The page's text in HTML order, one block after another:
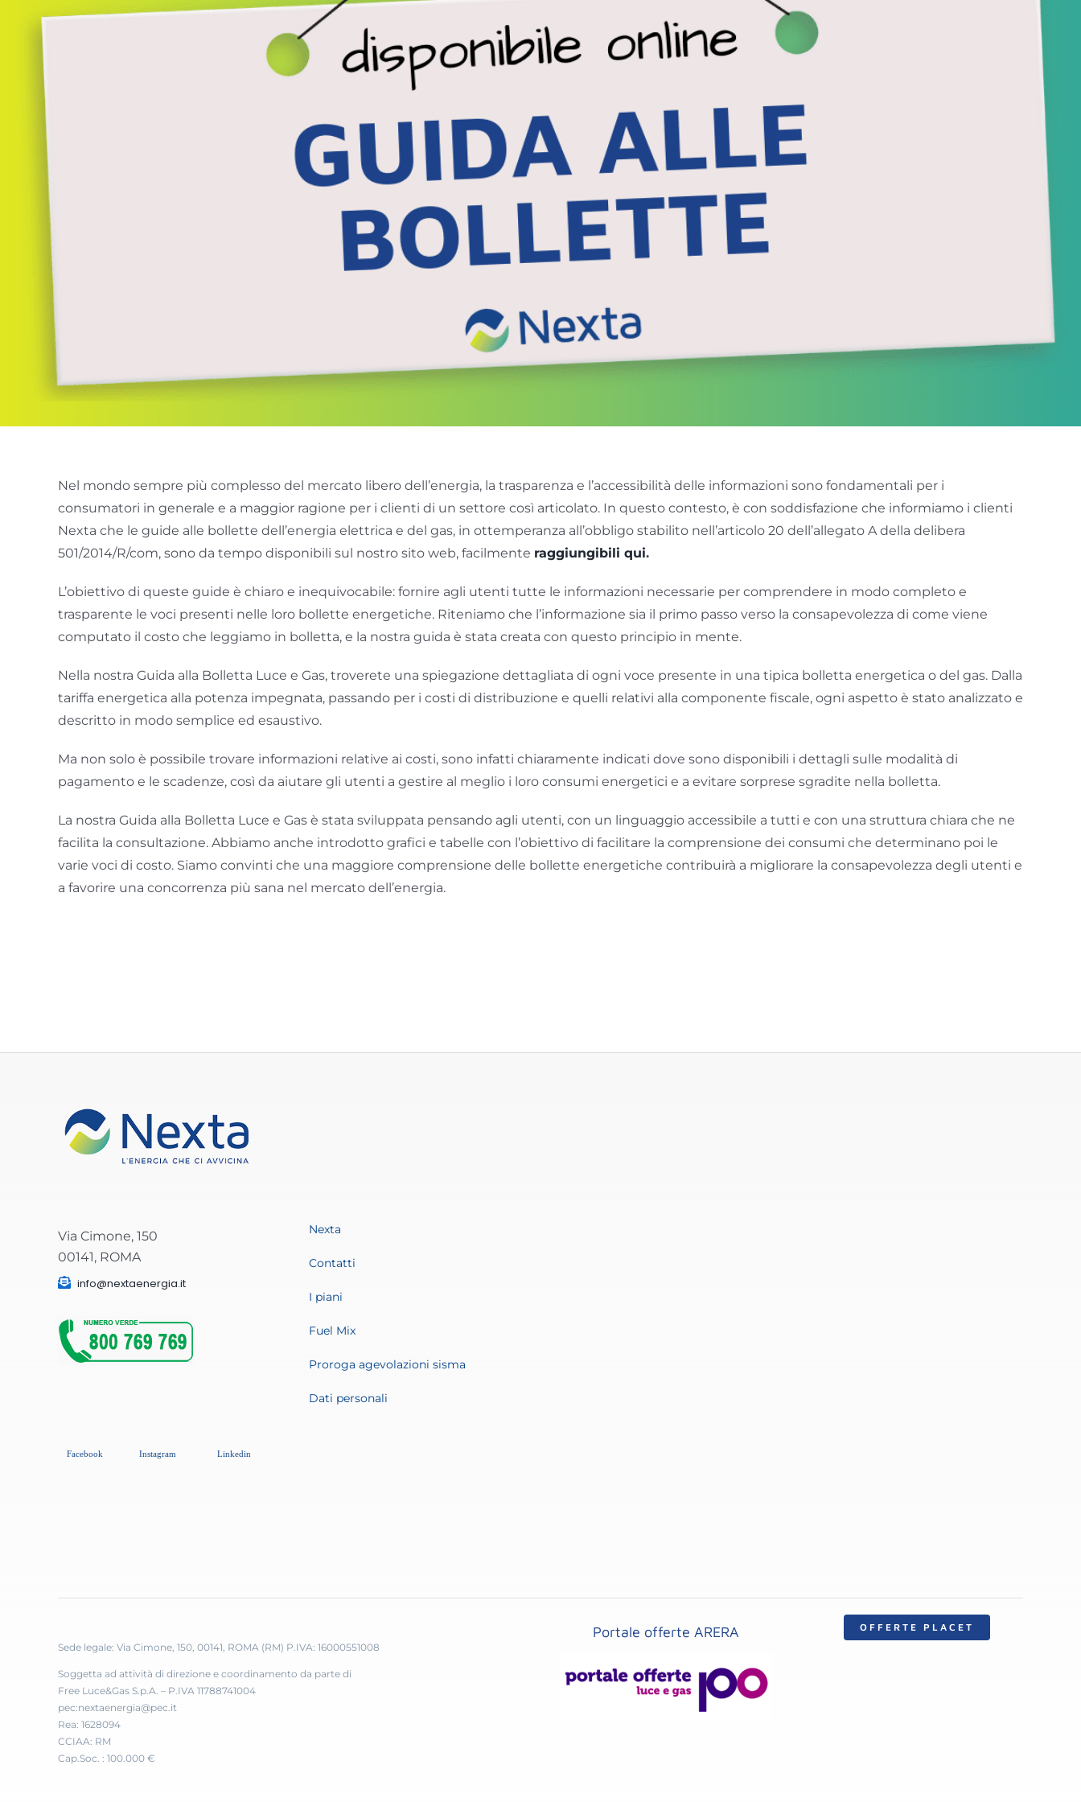
Nel mondo sempre più complesso del mercato libero dell’energia, la trasparenza e l’accessibilità delle informazioni sono fondamentali per i
consumatori in generale e a maggior ragione per i clienti di un settore così articolato. In questo contesto, è con soddisfazione che informiamo i clienti
Nexta che le guide alle bollette dell’energia elettrica e del gas, in ottemperanza all’obbligo stabilito nell’articolo 20 dell’allegato A della delibera
501/2014/R/com, sono da tempo disponibili sul nostro sito web, facilmente raggiungibili qui.
L’obiettivo di queste guide è chiaro e inequivocabile: fornire agli utenti tutte le informazioni necessarie per comprendere in modo completo e
trasparente le voci presenti nelle loro bollette energetiche. Riteniamo che l’informazione sia il primo passo verso la consapevolezza di come viene
computato il costo che leggiamo in bolletta, e la nostra guida è stata creata con questo principio in mente.
Nella nostra Guida alla Bolletta Luce e Gas, troverete una spiegazione dettagliata di ogni voce presente in una tipica bolletta energetica o del gas. Dalla
tariffa energetica alla potenza impegnata, passando per i costi di distribuzione e quelli relativi alla componente fiscale, ogni aspetto è stato analizzato e
descritto in modo semplice ed esaustivo.
Ma non solo è possibile trovare informazioni relative ai costi, sono infatti chiaramente indicati dove sono disponibili i dettagli sulle modalità di
pagamento e le scadenze, così da aiutare gli utenti a gestire al meglio i loro consumi energetici e a evitare sorprese sgradite nella bolletta.
La nostra Guida alla Bolletta Luce e Gas è stata sviluppata pensando agli utenti, con un linguaggio accessibile a tutti e con una struttura chiara che ne
facilita la consultazione. Abbiamo anche introdotto grafici e tabelle con l’obiettivo di facilitare la comprensione dei consumi che determinano poi le
varie voci di costo. Siamo convinti che una maggiore comprensione delle bollette energetiche contribuirà a migliorare la consapevolezza degli utenti e
a favorire una concorrenza più sana nel mercato dell’energia.
Via Cimone, 150
00141, ROMA
info@nextaenergia.it
Nexta
Contatti
I piani
Fuel Mix
Proroga agevolazioni sisma
Dati personali
Sede legale: Via Cimone, 150, 00141, ROMA (RM) P.IVA: 16000551008
Soggetta ad attività di direzione e coordinamento da parte di
Free Luce&Gas S.p.A. – P.IVA 11788741004
pec:nextaenergia@pec.it
Rea: 1628094
CCIAA: RM
Cap.Soc. : 100.000 €
Portale offerte ARERA OFFERTE PLACET